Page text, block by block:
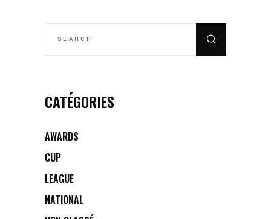
CATÉGORIES
AWARDS
CUP
LEAGUE
NATIONAL